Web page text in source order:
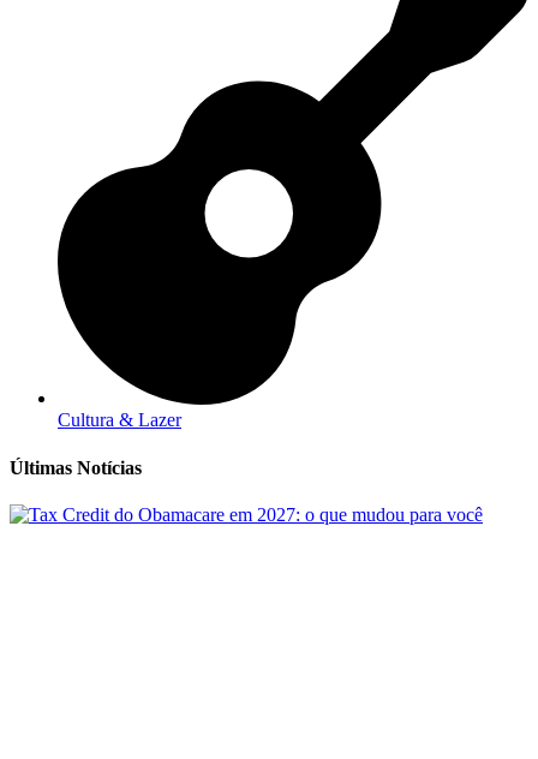
Cultura & Lazer
Últimas Notícias